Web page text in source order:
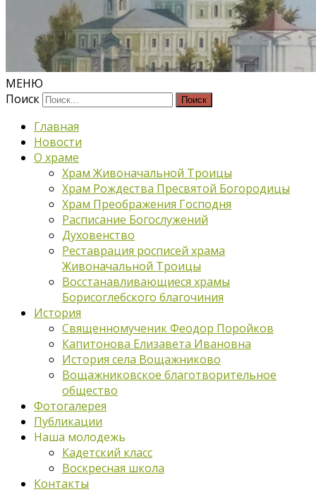
МЕНЮ
Поиск
Главная
Новости
О храме
Храм Живоначальной Троицы
Храм Рождества Пресвятой Богородицы
Храм Преображения Господня
Расписание Богослужений
Духовенство
Реставрация росписей храма
Живоначальной Троицы
Восстанавливающиеся храмы
Борисоглебского благочиния
История
Священномученик Феодор Поройков
Капитонова Елизавета Ивановна
История села Вощажниково
Вощажниковское благотворительное
общество
Фотогалерея
Публикации
Наша молодежь
Кадетский класс
Воскресная школа
Контакты